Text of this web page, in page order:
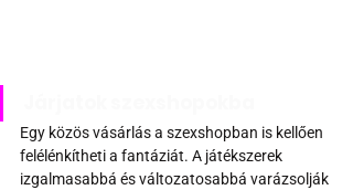
Egy közös vásárlás a szexshopban is kellően
felélénkítheti a fantáziát. A játékszerek
izgalmasabbá és változatosabbá varázsolják